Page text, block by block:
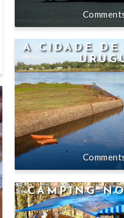
A CIDADE DE
CAMPING